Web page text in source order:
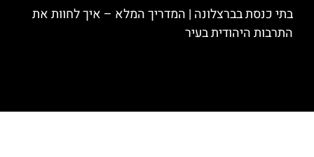
בתי כנסת בברצלונה | המדריך המלא – איך לחוות את
התרבות היהודית בעיר